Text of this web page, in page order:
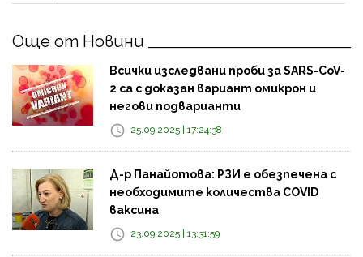
Още от Новини
Всички изследвани проби за SARS-CoV-
2 са с доказан вариант омикрон и
негови подварианти
25.09.2025 | 17:24:38
Д-р Панайотова: РЗИ е обезпечена с
необходимите количества COVID
ваксина
23.09.2025 | 13:31:59